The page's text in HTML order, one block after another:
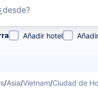
por aerolínea, por
Añadir hotel
/Asia/Vietnam/Ciudad de